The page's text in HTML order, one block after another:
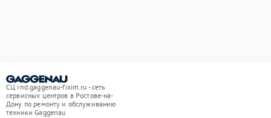
СЦ rnd.gaggenau-fixim.ru - сеть
сервисных центров в Ростове-на-
Дону по ремонту и обслуживанию
техники Gaggenau